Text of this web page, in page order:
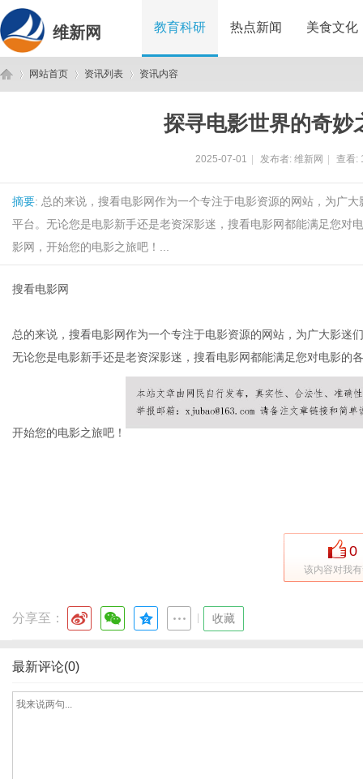
维新网 教育科研 热点新闻 美食文化
网站首页 资讯列表 资讯内容
探寻电影世界的奇妙
2025-07-01 发布者: 维新网 查看:
摘要: 总的来说，搜看电影网作为一个专注于电影资源的网站，为广
平台。无论您是电影新手还是老资深影迷，搜看电影网都能满足您对
影网，开始您的电影之旅吧！...
搜看电影网
总的来说，搜看电影网作为一个专注于电影资源的网站，为广大影迷
无论您是电影新手还是老资深影迷，搜看电影网都能满足您对电影的
开始您的电影之旅吧！
0
该内容对我
分享至： 收藏
最新评论(0)